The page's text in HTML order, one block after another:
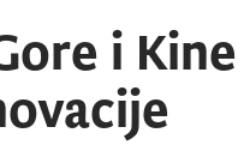
i Kine